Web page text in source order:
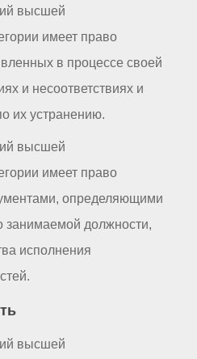
высшей
имеет право
в процессе своей
и несоответствиях и
их устранению.
высшей
имеет право
определяющими
занимаемой должности,
исполнения
высшей